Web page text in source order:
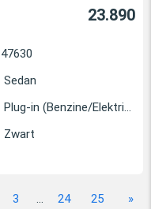
23.890
47630
Sedan
Plug-in (Benzine/Elektrisch)
Zwart
3 ... 24 25 »